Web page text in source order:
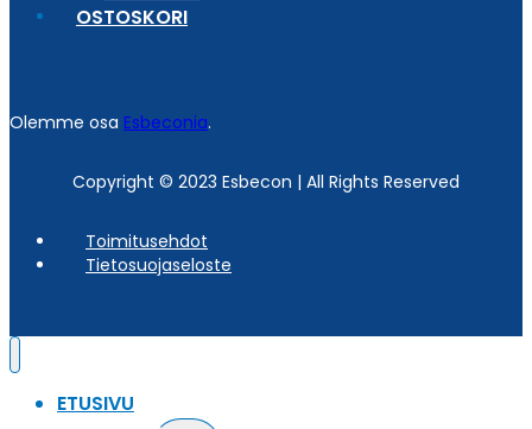
OSTOSKORI
Olemme osa Esbeconia.
Copyright © 2023 Esbecon | All Rights Reserved
Toimitusehdot
Tietosuojaseloste
ETUSIVU